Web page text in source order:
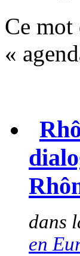
Ce mot
«
dans
en